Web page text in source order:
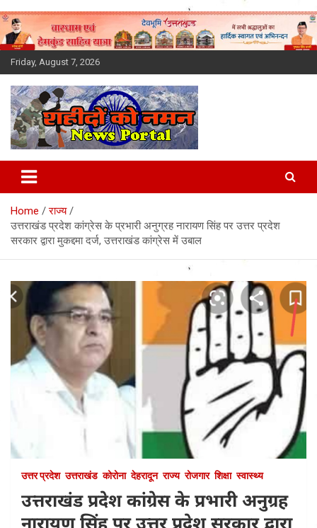
Skip
to
content
Friday, August 7, 2026
Latest News Today, Breaking
News, Uttarakhand News in
Hindi
Home
राज्य
उत्तराखंड प्रदेश कांग्रेस के प्रभारी अनुग्रह नारायण सिंह पर उत्तर प्रदेश
सरकार द्वारा मुकद्दमा दर्ज, उत्तराखंड कांग्रेस में उबाल
उत्तर प्रदेश उत्तराखंड कोरोना देहरादून राज्य रोजगार शिक्षा स्वास्थ्य
उत्तराखंड प्रदेश कांग्रेस के प्रभारी अनुग्रह
नारायण सिंह पर उत्तर प्रदेश सरकार द्वारा